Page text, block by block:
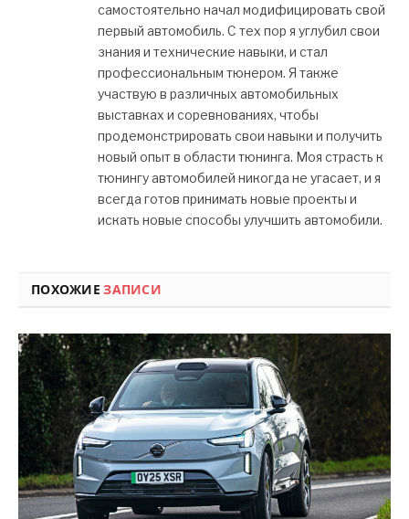
самостоятельно начал модифицировать свой
первый автомобиль. С тех пор я углубил свои
знания и технические навыки, и стал
профессиональным тюнером. Я также
участвую в различных автомобильных
выставках и соревнованиях, чтобы
продемонстрировать свои навыки и получить
новый опыт в области тюнинга. Моя страсть к
тюнингу автомобилей никогда не угасает, и я
всегда готов принимать новые проекты и
искать новые способы улучшить автомобили.
ПОХОЖИЕЗАПИСИ